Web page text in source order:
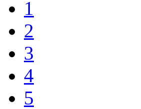
1
2
3
4
5